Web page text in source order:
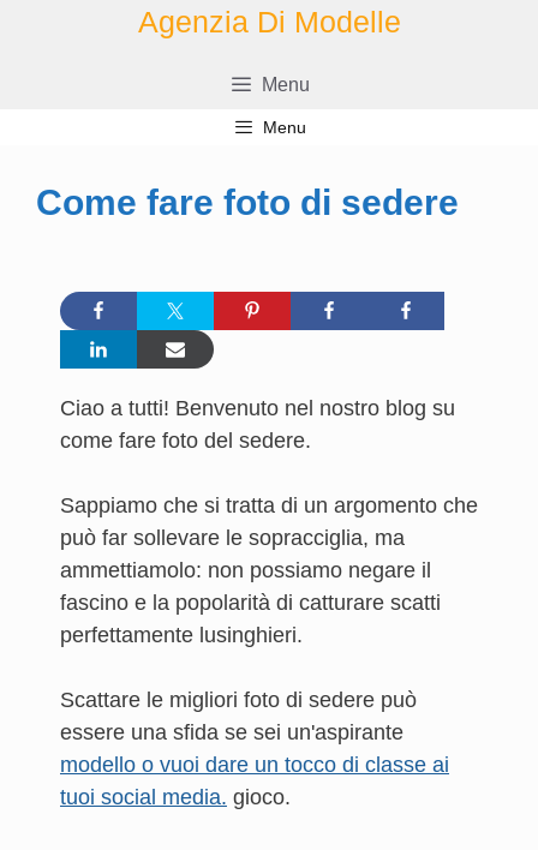
Agenzia Di Modelle
Menu
Menu
Come fare foto di sedere
Ciao a tutti! Benvenuto nel nostro blog su
come fare foto del sedere.
Sappiamo che si tratta di un argomento che
può far sollevare le sopracciglia, ma
ammettiamolo: non possiamo negare il
fascino e la popolarità di catturare scatti
perfettamente lusinghieri.
Scattare le migliori foto di sedere può
essere una sfida se sei un'aspirante
modello o vuoi dare un tocco di classe ai
tuoi social media. gioco.